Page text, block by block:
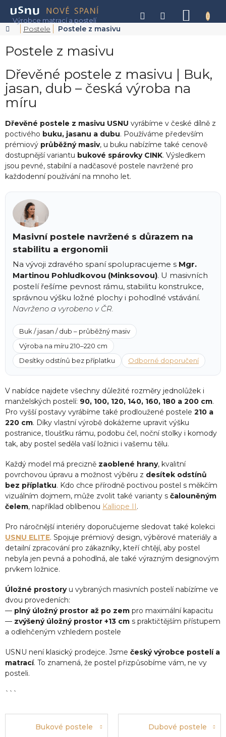
obsah
Domů
Postele Postele z masivu
Postele z masivu
Dřevěné postele z masivu | Buk,
jasan, dub – česká výroba na
míru
Dřevěné postele z masivu USNU vyrábíme v české dílně z
poctivého buku, jasanu a dubu. Používáme především
prémiový průběžný masiv, u buku nabízíme také cenově
dostupnější variantu bukové spárovky CINK. Výsledkem
jsou pevné, stabilní a nadčasové postele navržené pro
každodenní používání na mnoho let.
Masivní postele navržené s důrazem na
stabilitu a ergonomii
Na vývoji zdravého spaní spolupracujeme s Mgr.
Martinou Pohludkovou (Minksovou). U masivních
postelí řešíme pevnost rámu, stabilitu konstrukce,
správnou výšku ložné plochy i pohodlné vstávání.
Navrženo a vyrobeno v ČR.
Buk / jasan / dub – průběžný masiv
Výroba na míru 210–220 cm
Desítky odstínů bez příplatku
Odborné doporučení
V nabídce najdete všechny důležité rozměry jednolůžek i
manželských postelí: 90, 100, 120, 140, 160, 180 a 200 cm.
Pro vyšší postavy vyrábíme také prodloužené postele 210 a
220 cm. Díky vlastní výrobě dokážeme upravit výšku
postranice, tloušťku rámu, podobu čel, noční stolky i komody
tak, aby postel seděla vaší ložnici i vašemu tělu.
Každý model má precizně zaoblené hrany, kvalitní
povrchovou úpravu a možnost výběru z desítek odstínů
bez příplatku. Kdo chce přírodně poctivou postel s měkčím
vizuálním dojmem, může zvolit také varianty s čalouněným
čelem, například oblíbenou Kalliope II.
Pro náročnější interiéry doporučujeme sledovat také kolekci
USNU ELITE. Spojuje prémiový design, výběrové materiály a
detailní zpracování pro zákazníky, kteří chtějí, aby postel
nebyla jen pevná a pohodlná, ale také výrazným designovým
prvkem ložnice.
Úložné prostoryu vybraných masivních postelí nabízíme ve
dvou provedeních:
— plný úložný prostor až po zem pro maximální kapacitu
— zvýšený úložný prostor +13 cm s praktičtějším přístupem
a odlehčeným vzhledem postele
USNU není klasický prodejce. Jsme český výrobce postelí a
matrací. To znamená, že postel přizpůsobíme vám, ne vy
posteli.
```
Bukové postele Dubové postele